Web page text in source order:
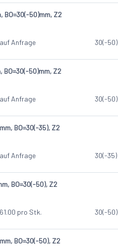
BO=30(-50)mm, Z2
Anfrage 30(-50)
BO=30(-50)mm, Z2
Anfrage 30(-50)
BO=30(-35), Z2
Anfrage 30(-35)
BO=30(-50), Z2
pro Stk. 30(-50)
BO=30(-50), Z2